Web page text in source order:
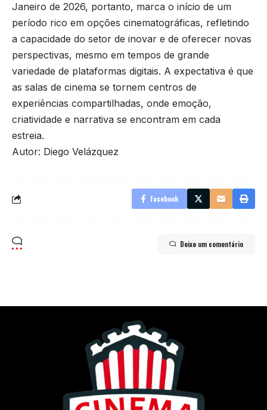
Janeiro de 2026, portanto, marca o início de um
período rico em opções cinematográficas, refletindo
a capacidade do setor de inovar e de oferecer novas
perspectivas, mesmo em tempos de grande
variedade de plataformas digitais. A expectativa é que
as salas de cinema se tornem centros de
experiências compartilhadas, onde emoção,
criatividade e narrativa se encontram em cada
estreia.
Autor: Diego Velázquez
Facebook
Deixe um comentário